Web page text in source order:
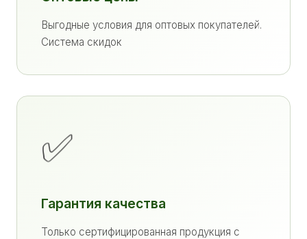
Выгодные условия для оптовых покупателей.
Система скидок
✅
Гарантия качества
Только сертифицированная продукция с